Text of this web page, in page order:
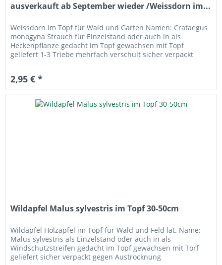
ausverkauft ab September wieder /Weissdorn im...
Weissdorn im Topf für Wald und Garten Namen: Crataegus
monogyna Strauch für Einzelstand oder auch in als
Heckenpflanze gedacht im Topf gewachsen mit Topf
geliefert 1-3 Triebe mehrfach verschult sicher verpackt
2,95 € *
Wildapfel Malus sylvestris im Topf 30-50cm
Wildapfel Holzapfel im Topf für Wald und Feld lat. Name:
Malus sylvestris als Einzelstand oder auch in als
Windschutzstreifen gedacht im Topf gewachsen mit Torf
geliefert sicher verpackt gegen Austrocknung